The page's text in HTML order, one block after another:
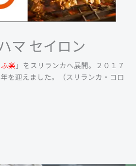
マ セイロン
ふ楽 」をスリランカへ展開。２０１７
を迎えました。（スリランカ・コロ